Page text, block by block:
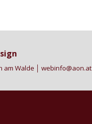
am Walde │ webinfo@aon.at